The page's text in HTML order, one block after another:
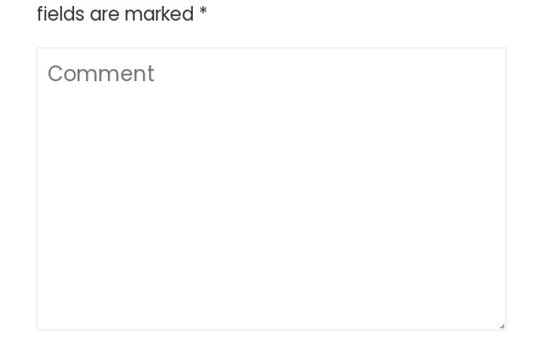
fields are marked *